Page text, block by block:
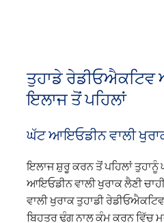
ਤੁਹਾਡੇ
ਇਲਾਜ ਤੋਂ ਪਹਿਲਾਂ
ਘੱਟ ਆਇਓਡੀਨ ਵਾਲੀ
ਇਲਾਜ ਸ਼ੁਰੂ ਕਰਨ ਤੋਂ ਪਹਿਲਾਂ
ਆਇਓਡੀਨ ਵਾਲੀ ਖੁਰਾਕ ਲੈਣੀ
ਵਾਲੀ ਖੁਰਾਕ ਤੁਹਾਡੀ
ਬਿਹਤਰ ਢੰਗ ਨਾਲ ਕੰਮ ਕਰਨ ਵਿੱਚ